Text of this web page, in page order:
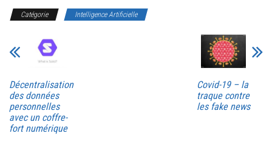
Catégorie Intelligence Artificielle
Décentralisation
des données
personnelles
avec un coffre-
fort numérique
Covid-19 – la
traque contre
les fake news